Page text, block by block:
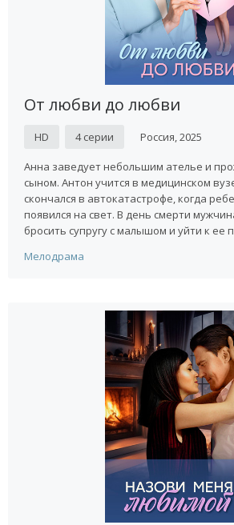
От любви до любви
HD 4 серии Россия, 2025
Анна заведует небольшим ателье и
сыном. Антон учится в медицинском
скончался в автокатастрофе, когда
появился на свет. В день смерти
бросить супругу с малышом и уйти к ее
Мелодрама